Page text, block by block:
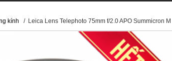
kính / Leica Lens Telephoto 75mm f/2.0 APO Summicron M